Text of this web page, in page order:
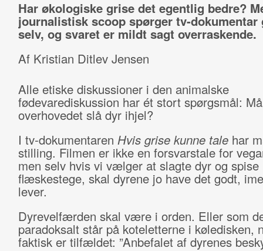
Har økologiske grise det egentlig bedre?
journalistisk scoop spørger tv-dokumentar
selv, og svaret er mildt sagt overraskende.
Af Kristian Ditlev Jensen
Alle etiske diskussioner i den animalske
fødevarediskussion har ét stort spørgsmål:
overhovedet slå dyr ihjel?
I tv-dokumentaren Hvis grise kunne talehar
stilling. Filmen er ikke en forsvarstale for
men selv hvis vi vælger at slagte dyr og spise
flæskestege, skal dyrene jo have det godt,
lever.
Dyrevelfærden skal være i orden. Eller som
paradoksalt står på koteletterne i køledisken,
faktisk er tilfældet: ”Anbefalet af dyrenes